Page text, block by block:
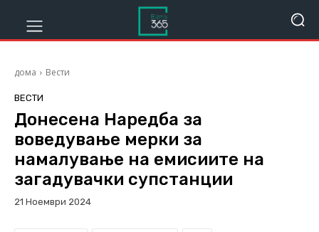
дома Вести
ВЕСТИ
Донесена Наредба за
воведување мерки за
намалување на емисиите на
загадувачки супстанции
21 Ноември 2024